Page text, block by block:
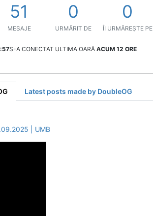
51
MESAJE
0
URMĂRIT DE
0
ÎI URMĂREȘTE PE
S-A CONECTAT ULTIMA OARĂ ACUM 12 ORE
Latest posts made by DoubleOG
| UMB